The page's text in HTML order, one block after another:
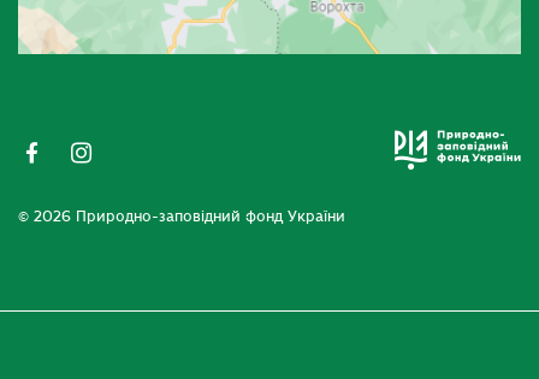
© 2026 Природно-заповідний фонд України